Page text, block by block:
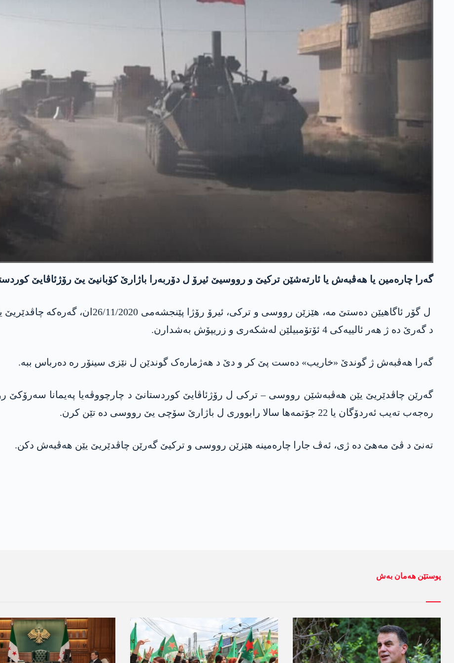
گه‌را چاره‌مین یا هه‌ڤبه‌ش یا ئارته‌شێن تركیێ و رووسیێ ئیرۆ ل دۆربه‌را باژارێ كۆبانیێ یێ رۆژئاڤایێ
ل گۆر ئاگاهیێن ده‌ستێ مه‌، ھێزێن رووسی و
د گەرێ دە ژ ھەر ئالییەکی 4 ئۆتۆمبیلێن لەشکەری و زریپۆش بەشدارن.
گەرا ھەڤبەش ژ گوندێ «خاریب» دەست پێ کر و دێ د ھەژمارەک گوندێن ل نێزی سینۆر رە دەرباس ببە.
گەرێن چاڤدێریێ یێن ھەڤبەشێن رووسی – ترکی ل رۆژئاڤایێ کوردستانێ د چارچووڤەیا په‌یمانا سەرۆکێ
رەجەب تەیب ئەردۆگان یا 22 جۆتمەھا سالا رابووری ل باژارێ سۆچی یێ رووسی دە تێن کرن.
تەنێ د ڤێ مەھێ دە ژی، ئەڤ جارا چارەمینه‌ ھێزێن رووسی و ترکیێ گەرێن چاڤدێریێ یێن ھەڤبەش دکن.
پوستێن ھەمان بەش